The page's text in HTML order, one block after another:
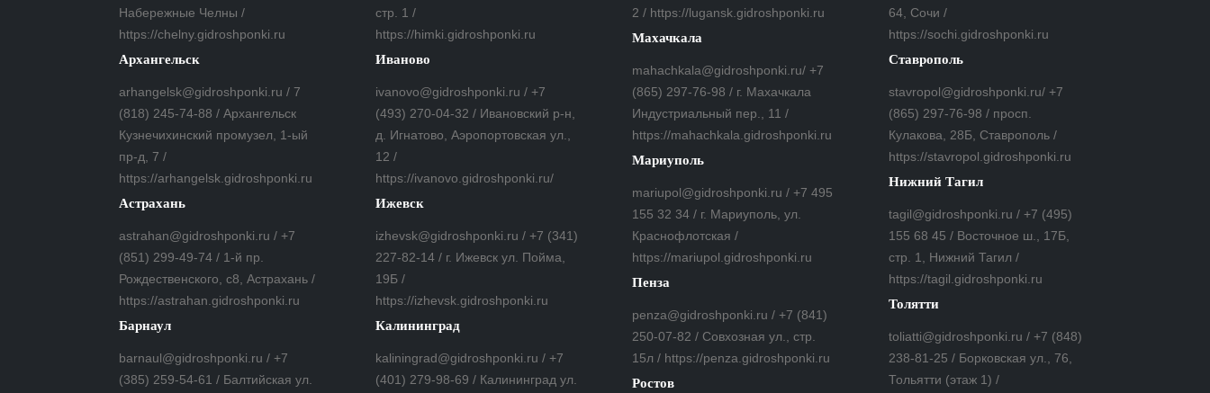
Набережные Челны /
https://chelny.gidroshponki.ru
Архангельск
arhangelsk@gidroshponki.ru / 7
(818) 245-74-88 / Архангельск
Кузнечихинский промузел, 1-ый
пр-д, 7 /
https://arhangelsk.gidroshponki.ru
Астрахань
astrahan@gidroshponki.ru / +7
(851) 299-49-74 / 1-й пр.
Рождественского, с8, Астрахань /
https://astrahan.gidroshponki.ru
Барнаул
barnaul@gidroshponki.ru / +7
(385) 259-54-61 / Балтийская ул.
стр. 1 /
https://himki.gidroshponki.ru
Иваново
ivanovo@gidroshponki.ru / +7
(493) 270-04-32 / Ивановский р-н,
д. Игнатово, Аэропортовская ул.,
12 /
https://ivanovo.gidroshponki.ru/
Ижевск
izhevsk@gidroshponki.ru / +7 (341)
227-82-14 / г. Ижевск ул. Пойма,
19Б /
https://izhevsk.gidroshponki.ru
Калининград
kaliningrad@gidroshponki.ru / +7
(401) 279-98-69 / Калининград ул.
2 / https://lugansk.gidroshponki.ru
Махачкала
mahachkala@gidroshponki.ru/ +7
(865) 297-76-98 / г. Махачкала
Индустриальный пер., 11 /
https://mahachkala.gidroshponki.ru
Мариуполь
mariupol@gidroshponki.ru / +7 495
155 32 34 / г. Мариуполь, ул.
Краснофлотская /
https://mariupol.gidroshponki.ru
Пенза
penza@gidroshponki.ru / +7 (841)
250-07-82 / Совхозная ул., стр.
15л / https://penza.gidroshponki.ru
Ростов
64, Сочи /
https://sochi.gidroshponki.ru
Ставрополь
stavropol@gidroshponki.ru/ +7
(865) 297-76-98 / просп.
Кулакова, 28Б, Ставрополь /
https://stavropol.gidroshponki.ru
Нижний Тагил
tagil@gidroshponki.ru / +7 (495)
155 68 45 / Восточное ш., 17Б,
стр. 1, Нижний Тагил /
https://tagil.gidroshponki.ru
Толятти
toliatti@gidroshponki.ru / +7 (848)
238-81-25 / Борковская ул., 76,
Тольятти (этаж 1) /